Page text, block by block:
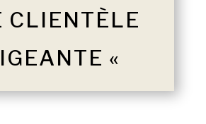
CLIENTÈLE
«